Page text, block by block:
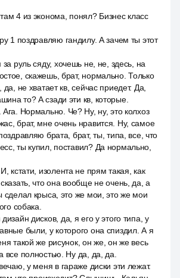
4 из эконома, понял? Бизнес класс
1 поздравляю гандилу. А зачем ты этот
руль сяду, хочешь не, не, здесь, на
скажешь, брат, нормально. Только
да, не хватает кв, сейчас приедет. Да,
то? А сзади эти кв, которые.
Нормально. Че? Ну, ну, это колхоз
брат, мне очень нравится. Ну, самое
брата, брат, ты, типа, все, что
ты купил, поставил? Да нормально,
кстати, изолента не прям такая, как
что она вообще не очень, да, а
сделал крыса, это же мои, это же мои
собака.
дисков, да, я его у этого типа, у
были, у которого она спиздил. А я
такой же рисунок, он же, он же весь
все полностью. Ну да, да, да.
у меня в гараже диски эти лежат.